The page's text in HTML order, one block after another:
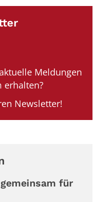
Meldungen
erhalten?
Newsletter!
für